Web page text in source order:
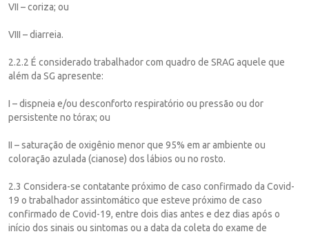
VII – coriza; ou
VIII – diarreia.
2.2.2 É considerado trabalhador com quadro de SRAG aquele que
além da SG apresente:
I – dispneia e/ou desconforto respiratório ou pressão ou dor
persistente no tórax; ou
II – saturação de oxigênio menor que 95% em ar ambiente ou
coloração azulada (cianose) dos lábios ou no rosto.
2.3 Considera-se contatante próximo de caso confirmado da Covid-
19 o trabalhador assintomático que esteve próximo de caso
confirmado de Covid-19, entre dois dias antes e dez dias após o
início dos sinais ou sintomas ou a data da coleta do exame de